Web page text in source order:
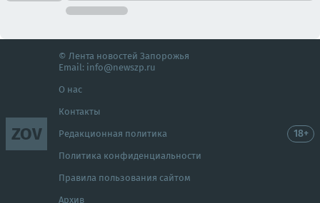
ZOV
© Лента новостей Запорожья
Email: info@newszp.ru
О нас
Контакты
Редакционная политика
Политика конфиденциальности
Правила пользования сайтом
Архив
18+